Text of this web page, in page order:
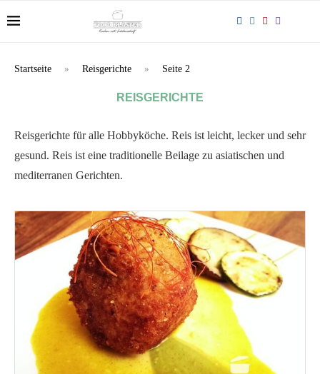
Startseite » Reisgerichte » Seite 2
REISGERICHTE
Reisgerichte für alle Hobbyköche. Reis ist leicht, lecker und sehr
gesund. Reis ist eine traditionelle Beilage zu asiatischen und
mediterranen Gerichten.